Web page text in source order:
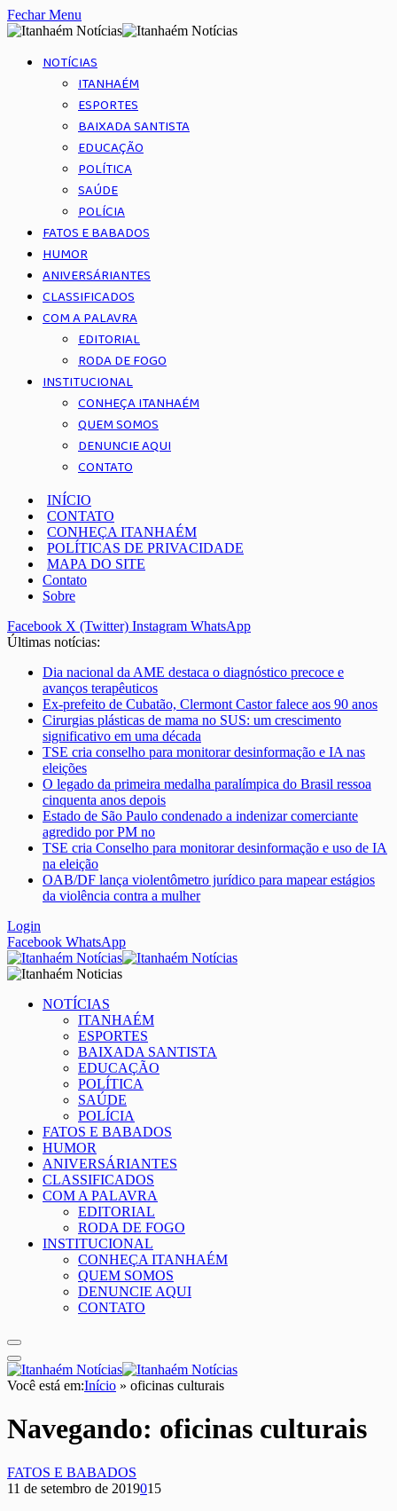
Fechar Menu
NOTÍCIAS
ITANHAÉM
ESPORTES
BAIXADA SANTISTA
EDUCAÇÃO
POLÍTICA
SAÚDE
POLÍCIA
FATOS E BABADOS
HUMOR
ANIVERSÁRIANTES
CLASSIFICADOS
COM A PALAVRA
EDITORIAL
RODA DE FOGO
INSTITUCIONAL
CONHEÇA ITANHAÉM
QUEM SOMOS
DENUNCIE AQUI
CONTATO
INÍCIO
CONTATO
CONHEÇA ITANHAÉM
POLÍTICAS DE PRIVACIDADE
MAPA DO SITE
Contato
Sobre
Facebook X (Twitter) Instagram WhatsApp
Últimas notícias:
Dia nacional da AME destaca o diagnóstico precoce e
avanços terapêuticos
Ex-prefeito de Cubatão, Clermont Castor falece aos 90 anos
Cirurgias plásticas de mama no SUS: um crescimento
significativo em uma década
TSE cria conselho para monitorar desinformação e IA nas
eleições
O legado da primeira medalha paralímpica do Brasil ressoa
cinquenta anos depois
Estado de São Paulo condenado a indenizar comerciante
agredido por PM no
TSE cria Conselho para monitorar desinformação e uso de IA
na eleição
OAB/DF lança violentômetro jurídico para mapear estágios
da violência contra a mulher
Login
Facebook WhatsApp
NOTÍCIAS
ITANHAÉM
ESPORTES
BAIXADA SANTISTA
EDUCAÇÃO
POLÍTICA
SAÚDE
POLÍCIA
FATOS E BABADOS
HUMOR
ANIVERSÁRIANTES
CLASSIFICADOS
COM A PALAVRA
EDITORIAL
RODA DE FOGO
INSTITUCIONAL
CONHEÇA ITANHAÉM
QUEM SOMOS
DENUNCIE AQUI
CONTATO
Você está em:Início » oficinas culturais
Navegando: oficinas culturais
FATOS E BABADOS
11 de setembro de 2019015